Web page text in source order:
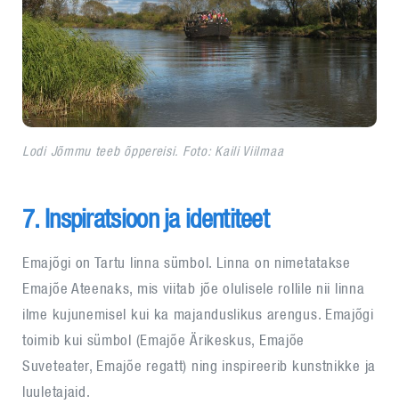
Lodi Jõmmu teeb õppereisi. Foto: Kaili Viilmaa
7. Inspiratsioon ja identiteet
Emajõgi on Tartu linna sümbol. Linna on nimetatakse
Emajõe Ateenaks, mis viitab jõe olulisele rollile nii linna
ilme kujunemisel kui ka majanduslikus arengus. Emajõgi
toimib kui sümbol (Emajõe Ärikeskus, Emajõe
Suveteater, Emajõe regatt) ning inspireerib kunstnikke ja
luuletajaid.